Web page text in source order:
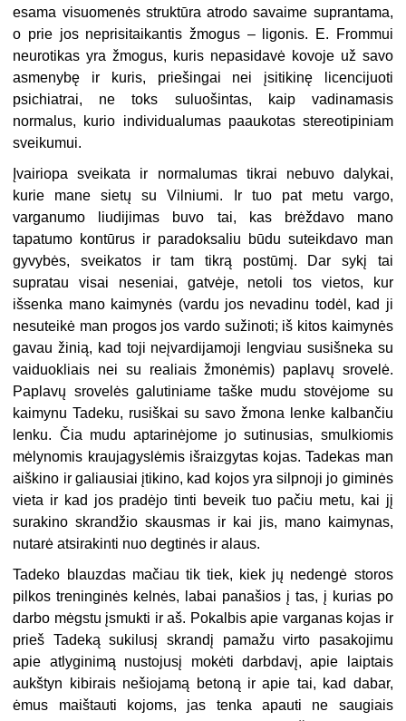
esama visuomenės struktūra atrodo savaime suprantama,
o prie jos neprisitaikantis žmogus – ligonis. E. Frommui
neurotikas yra žmogus, kuris nepasidavė kovoje už savo
asmenybę ir kuris, priešingai nei įsitikinę licencijuoti
psichiatrai, ne toks suluošintas, kaip vadinamasis
normalus, kurio individualumas paaukotas stereotipiniam
sveikumui.
Įvairiopa sveikata ir normalumas tikrai nebuvo dalykai,
kurie mane sietų su Vilniumi. Ir tuo pat metu vargo,
varganumo liudijimas buvo tai, kas brėždavo mano
tapatumo kontūrus ir paradoksaliu būdu suteikdavo man
gyvybės, sveikatos ir tam tikrą postūmį. Dar sykį tai
supratau visai neseniai, gatvėje, netoli tos vietos, kur
išsenka mano kaimynės (vardu jos nevadinu todėl, kad ji
nesuteikė man progos jos vardo sužinoti; iš kitos kaimynės
gavau žinią, kad toji neįvardijamoji lengviau susišneka su
vaiduokliais nei su realiais žmonėmis) paplavų srovelė.
Paplavų srovelės galutiniame taške mudu stovėjome su
kaimynu Tadeku, rusiškai su savo žmona lenke kalbančiu
lenku. Čia mudu aptarinėjome jo sutinusias, smulkiomis
mėlynomis kraujagyslėmis išraizgytas kojas. Tadekas man
aiškino ir galiausiai įtikino, kad kojos yra silpnoji jo giminės
vieta ir kad jos pradėjo tinti beveik tuo pačiu metu, kai jį
surakino skrandžio skausmas ir kai jis, mano kaimynas,
nutarė atsirakinti nuo degtinės ir alaus.
Tadeko blauzdas mačiau tik tiek, kiek jų nedengė storos
pilkos treninginės kelnės, labai panašios į tas, į kurias po
darbo mėgstu įsmukti ir aš. Pokalbis apie varganas kojas ir
prieš Tadeką sukilusį skrandį pamažu virto pasakojimu
apie atlyginimą nustojusį mokėti darbdavį, apie laiptais
aukštyn kibirais nešiojamą betoną ir apie tai, kad dabar,
ėmus maištauti kojoms, jas tenka apauti ne saugiais